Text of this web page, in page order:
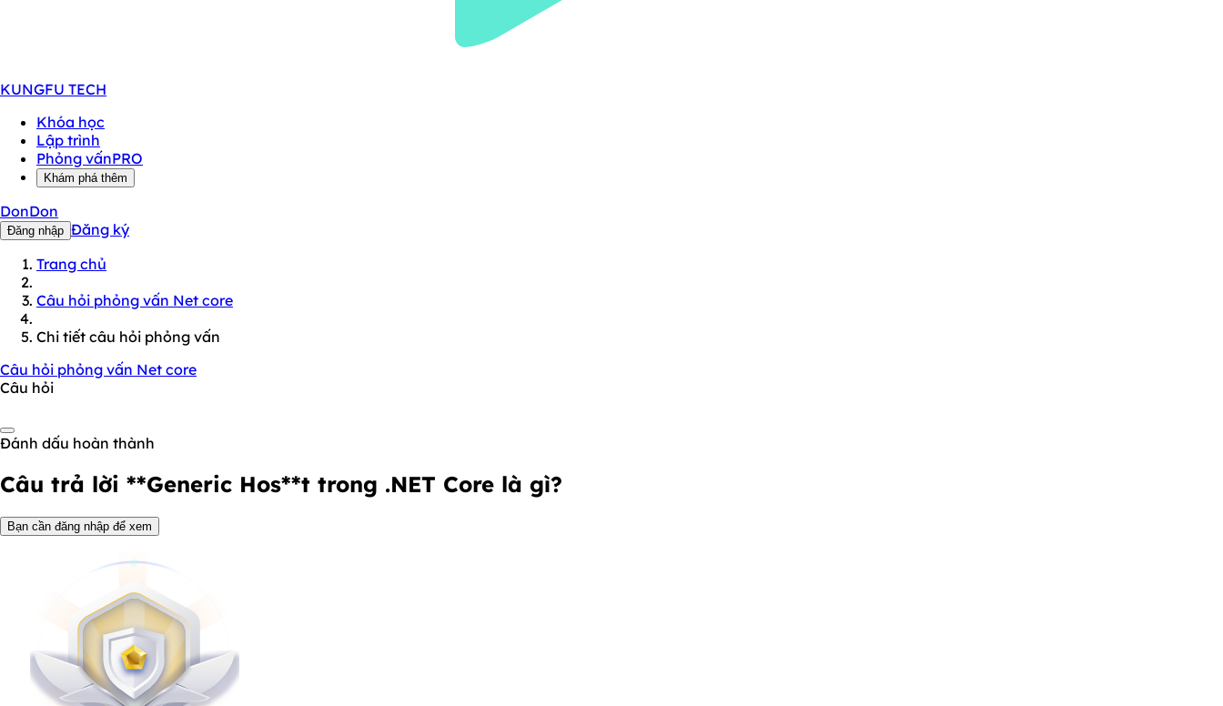
KUNGFU TECH
Khóa học
Lập trình
Phỏng vấnPRO
Khám phá thêm
DonDon
Đăng nhập Đăng ký
Trang chủ
Câu hỏi phỏng vấn Net core
Chi tiết câu hỏi phỏng vấn
Câu hỏi phỏng vấn Net core
Câu hỏi
Đánh dấu hoàn thành
Câu trả lời **Generic Hos**t trong .NET Core là gì?
Bạn cần đăng nhập để xem